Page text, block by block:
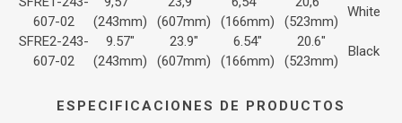
607-02
(243mm)
(607mm)
(166mm)
(523mm)
White
SFRE2-243-
607-02
9.57"
(243mm)
23.9"
(607mm)
6.54"
(166mm)
20.6"
(523mm)
Black
ESPECIFICACIONES DE PRODUCTOS